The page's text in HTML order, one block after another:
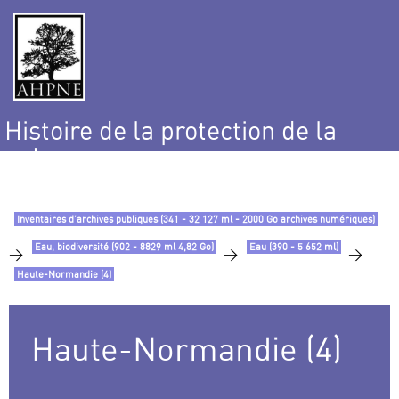
Histoire de la protection de la
nature
Inventaires d’archives publiques (341 - 32 127 ml - 2000 Go archives numériques)
> Eau, biodiversité (902 - 8829 ml 4,82 Go) > Eau (390 - 5 652 ml) >
Haute-Normandie (4)
Haute-Normandie (4)